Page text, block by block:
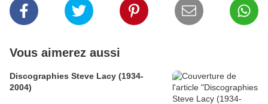
Vous aimerez aussi
Discographies Steve Lacy (1934-
2004)